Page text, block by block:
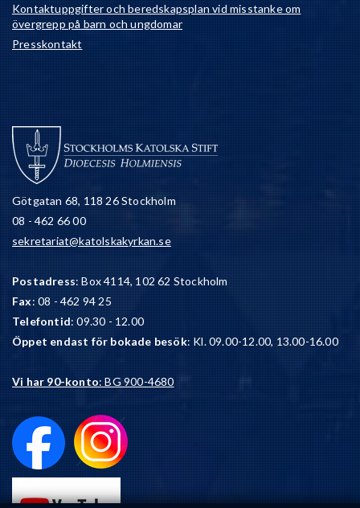
Kontaktuppgifter och beredskapsplan vid misstanke om
övergrepp på barn och ungdomar
Presskontakt
Götgatan 68, 118 26 Stockholm
08 - 462 66 00
sekretariat@katolskakyrkan.se
Postadress: Box 4114, 102 62 Stockholm
Fax: 08 - 462 94 25
Telefontid: 09.30 - 12.00
Öppet endast för bokade besök: Kl. 09.00-12.00, 13.00-16.00
Vi har 90-konto: BG 900-4680